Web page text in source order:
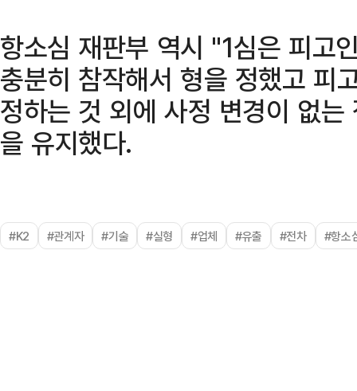
항소심 재판부 역시 "1심은 피고
충분히 참작해서 형을 정했고 피
정하는 것 외에 사정 변경이 없
을 유지했다.
#K2 #관계자 #기술 #실형 #업체 #유출 #전차 #항소